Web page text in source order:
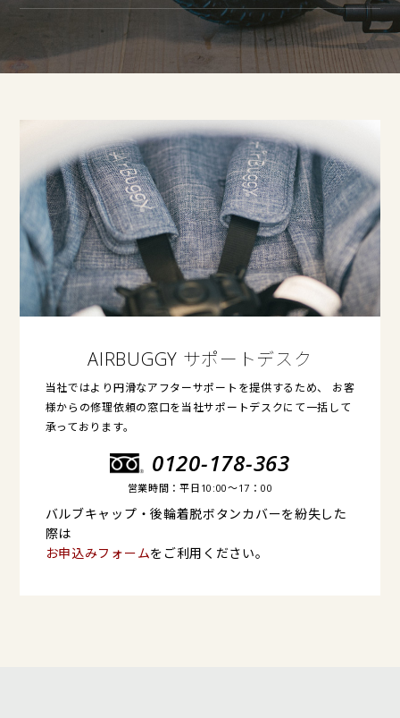
AIRBUGGY サポートデスク
当社ではより円滑なアフターサポートを提供するため、 お客
様からの修理依頼の窓口を当社サポートデスクにて一括して
承っております。
0120-178-363
営業時間：平日10:00〜17：00
バルブキャップ・後輪着脱ボタンカバーを紛失した
際は
お申込みフォームをご利用ください。